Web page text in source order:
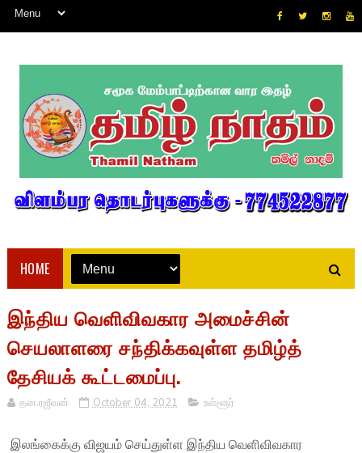
HOME
இந்திய வெளிவிவகார அமைச்சின்
செயலாளரை சந்திக்கவுள்ள தமிழ்த்
தேசியக் கூட்டமைப்பு.
தன.ரஜீவன் October 04, 2021 உள்ளூர்
இலங்கைக்கு விஜயம் செய்துள்ள இந்திய வெளிவிவகார